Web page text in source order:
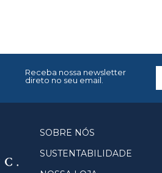
Receba nossa newsletter
direto no seu email.
SOBRE NÓS
SUSTENTABILIDADE